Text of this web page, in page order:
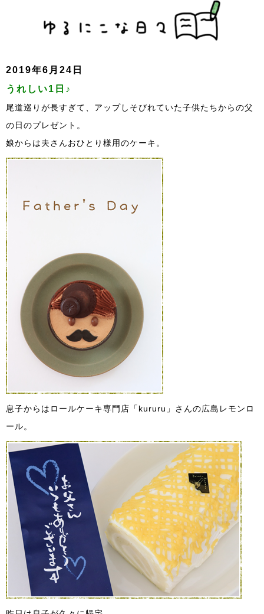
2019年6月24日
うれしい1日♪
尾道巡りが長すぎて、アップしそびれていた子供たちからの父
の日のプレゼント。
娘からは夫さんおひとり様用のケーキ。
息子からはロールケーキ専門店「kururu」さんの広島レモンロ
ール。